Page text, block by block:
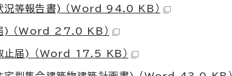
況等報告書) （Word 94.0 KB）
) （Word 27.0 KB）
止届) （Word 17.5 KB）